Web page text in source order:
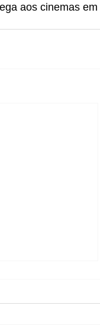
aos cinemas em